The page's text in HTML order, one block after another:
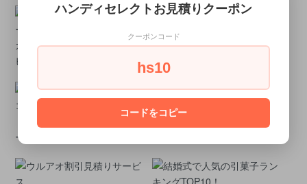
カタログギフトお見積りサー
ビス
【2024年版】結婚式の引き出
物人気ランキング
「ハンディセレクト」全14コ
ースのご紹介
3品選べるカタログギフト「ハ
ハンディセレクトお見積りクーポン
クーポンコード
hs10
コードをコピー